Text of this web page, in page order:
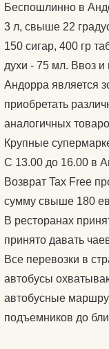
Беспошлинно в
3 л, свыше 22
150 сигар, 400 гр
духи - 75 мл. Ввоз
Андорра является
приобретать
аналогичных
Крупные
С 13.00 до 16.00 в
Возврат Tax Free
сумму свыше 180
В ресторанах
принято давать
Все перевозки в
автобусы
автобусные
подъемников до